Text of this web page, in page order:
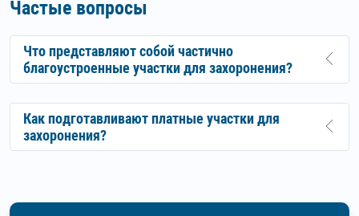
Частые вопросы
Что представляют собой частично
благоустроенные участки для захоронения?
Как подготавливают платные участки для
захоронения?